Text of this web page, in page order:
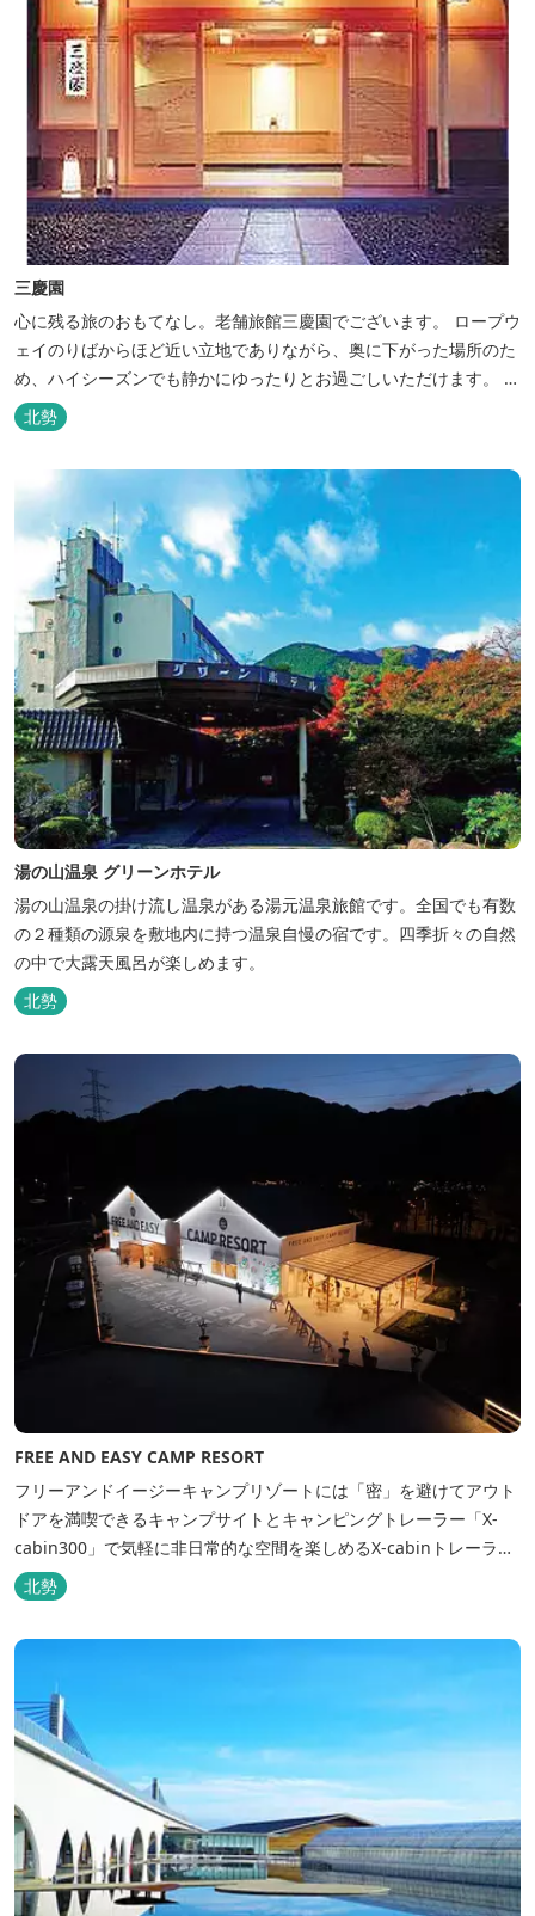
三慶園
心に残る旅のおもてなし。老舗旅館三慶園でございます。 ロープウ
ェイのりばからほど近い立地でありながら、奥に下がった場所のた
め、ハイシーズンでも静かにゆったりとお過ごしいただけます。 自
慢の大浴場からは、雄大な御在所岳を背に、御在所ロープウェイが
望めます。季節ごとに表情を変える湯の山の自然と対話しながら至
極のひとときをどうぞ。
北勢
湯の山温泉 グリーンホテル
湯の山温泉の掛け流し温泉がある湯元温泉旅館です。全国でも有数
の２種類の源泉を敷地内に持つ温泉自慢の宿です。四季折々の自然
の中で大露天風呂が楽しめます。
北勢
FREE AND EASY CAMP RESORT
フリーアンドイージーキャンプリゾートには「密」を避けてアウト
ドアを満喫できるキャンプサイトとキャンピングトレーラー「X-
cabin300」で気軽に非日常的な空間を楽しめるX-cabinトレーラー
サイト、日帰り手ぶらBBQやドッグラン・ドッグサロン、貸切サウ
ナ施設などを完備、キャンプしながら併設している片岡温泉「アク
北勢